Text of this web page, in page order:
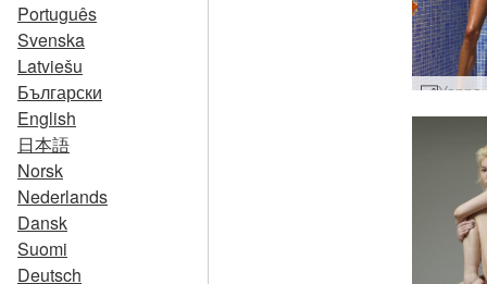
Português
Svenska
Latviešu
Български
English
日本語
Norsk
Nederlands
Dansk
Suomi
Deutsch